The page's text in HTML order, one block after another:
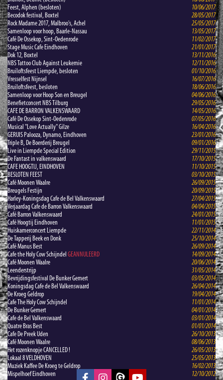
Feest, Alphen (besloten)
10/06/2017
Becodok festival, Boxtel
28/05/2017
Rock Madame 2017, Malbroo's, Achel
25/05/2017
Samenloop voor hoop, Baarle-Nassau
13/05/2017
Café De Ossekop, Sint-Oedenrode
11/02/2017
Stage Music Cafe Eindhoven
21/01/2017
Dok 12, Boxtel
13/11/2016
NBS Tattoo Club Against Leukemie
12/11/2016
Bruiloftsfeest Liempde, besloten
01/10/2016
Vresselfest Nijnsel
16/07/2016
Bruiloftsfeest, besloten
18/06/2016
Samenloop voor Hoop Son en Breugel
04/06/2016
Benefietconcert NBS Tilburg
29/05/2016
CAFE DE BARRON VALKENSWAARD
14/05/2016
Café De Ossekop Sint-Oedenrode
07/05/2016
Musical "Love Actually" Gilze
16/04/2016
GERUIS Palooza, Dynamo, Eindhoven
23/01/2016
Triple B, De Boerderij Breugel
09/01/2016
Live in Liempde Special Edition
29/11/2015
De Fantast in valkenswaard
17/10/2015
CAFE HOOGTIJ, EINDHOVEN
11/10/2015
BESLOTEN FEEST
03/10/2015
Café Moonen Waalre
26/09/2015
Breugels Festijn
20/09/2015
Harley-Koningsdag Cafe de Bel Valkenswaard
27/04/2015
Verjaardag Cafe de Barron Valkenswaard
04/04/2015
Café Barron Valkenswaard
24/01/2015
Café Hoogtij Eindhoven
11/01/2015
Huiskamerconcert Liempde
22/11/2014
De Tapperij Beek en Donk
25/10/2014
Café Manus Best
26/09/2014
Cafe the Holy Cow Schijndel GEANNULEERD
14/09/2014
Café Moonen Waalre
20/06/2014
Leenderstrijp
31/05/2014
Bevrijdingsfestival De Bunker Gemert
03/05/2014
Koningsdag Cafe de Bel Valkenswaard
26/04/2014
De Kroeg Geldrop
19/04/2014
Cafe The Holy Cow Schijndel
11/01/2014
De Bunker Gemert
04/01/2014
Cafe de Bel Valkenswaard
03/01/2014
Quatre Bras Best
01/01/2014
Cafe De Preek Uden
26/10/2013
Café Moonen Waalre
08/06/2013
Het rozenknopje CANCELLED !
26/05/2013
Lokaal 8 VELDHOVEN
25/05/2013
Muziek Kaffee De Kroeg te Geldrop
16/02/2013
Mispelhoef Eindhoven
12/10/2012